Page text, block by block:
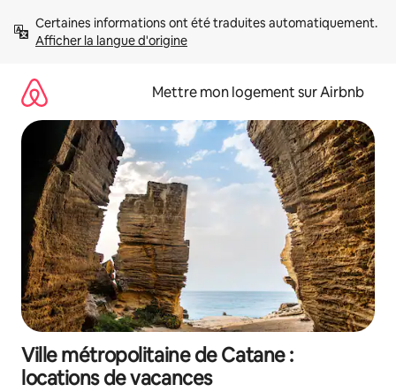
directement
Afficher la langue d'origine
Mettre mon logement sur Airbnb
Ville métropolitaine de Catane :
locations de vacances